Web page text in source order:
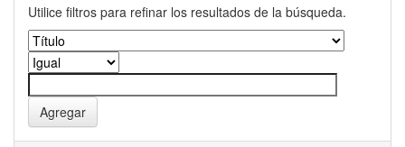
Utilice filtros para refinar los resultados de la búsqueda.